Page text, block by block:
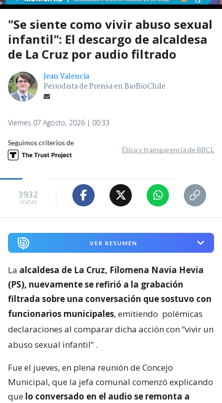
"Se siente como vivir abuso sexual
infantil": El descargo de alcaldesa
de La Cruz por audio filtrado
Jean Valencia
Periodista de Prensa en BioBioChile
Viernes 07 Agosto, 2026 | 00:33
Seguimos criterios de
Ética y transparencia de BBCL
3932
visitas
VER RESUMEN
La alcaldesa de La Cruz, Filomena Navia Hevia
(PS), nuevamente se refirió a la grabación
filtrada sobre una conversación que sostuvo con
funcionarios municipales, emitiendo polémicas
declaraciones al comparar dicha acción con “vivir un
abuso sexual infantil” .
Fue el jueves, en plena reunión de Concejo
Municipal, que la jefa comunal comenzó explicando
que lo conversado en el audio se remonta a